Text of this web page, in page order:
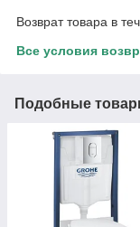
Возврат товара в
Все условия
Подобные